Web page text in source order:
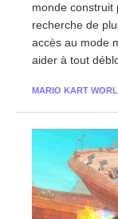
monde construit
recherche de
accès au mode
aider à tout
MARIO KART